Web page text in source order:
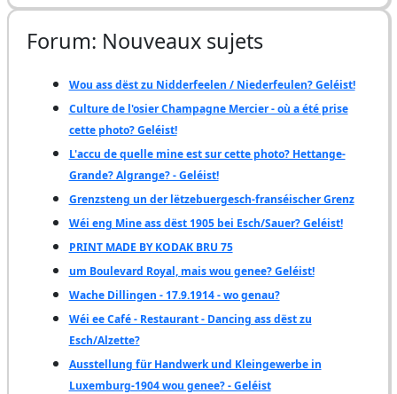
Forum: Nouveaux sujets
Wou ass dëst zu Nidderfeelen / Niederfeulen? Geléist!
Culture de l'osier Champagne Mercier - où a été prise
cette photo? Geléist!
L'accu de quelle mine est sur cette photo? Hettange-
Grande? Algrange? - Geléist!
Grenzsteng un der lëtzebuergesch-franséischer Grenz
Wéi eng Mine ass dëst 1905 bei Esch/Sauer? Geléist!
PRINT MADE BY KODAK BRU 75
um Boulevard Royal, mais wou genee? Geléist!
Wache Dillingen - 17.9.1914 - wo genau?
Wéi ee Café - Restaurant - Dancing ass dëst zu
Esch/Alzette?
Ausstellung für Handwerk und Kleingewerbe in
Luxemburg-1904 wou genee? - Geléist